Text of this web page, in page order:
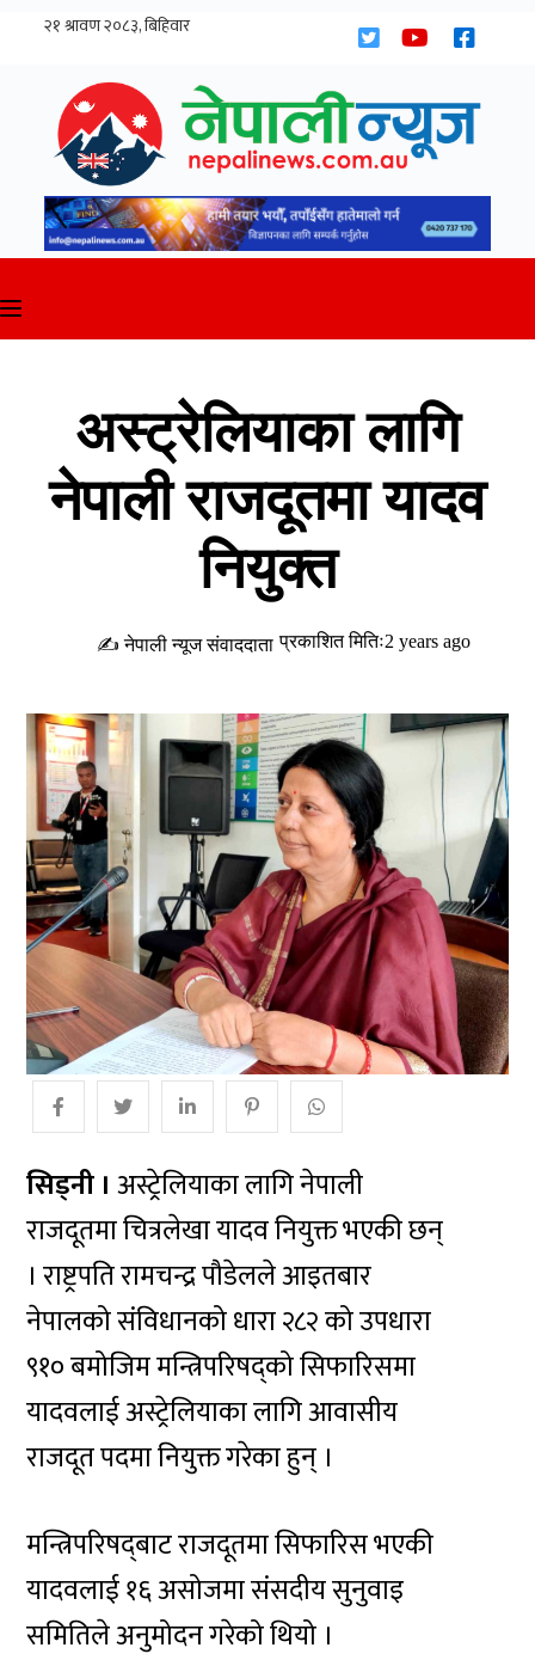
अस्ट्रेलियाका लागि
नेपाली राजदूतमा यादव
नियुक्त
✍ नेपाली न्यूज संवाददाता प्रकाशित मितिः2 years ago
सिड्नी । अस्ट्रेलियाका लागि नेपाली
राजदूतमा चित्रलेखा यादव नियुक्त भएकी छन्
। राष्ट्रपति रामचन्द्र पौडेलले आइतबार
नेपालको संविधानको धारा २८२ को उपधारा
९१० बमोजिम मन्त्रिपरिषद्को सिफारिसमा
यादवलाई अस्ट्रेलियाका लागि आवासीय
राजदूत पदमा नियुक्त गरेका हुन् ।
मन्त्रिपरिषद्‌बाट राजदूतमा सिफारिस भएकी
यादवलाई १६ असोजमा संसदीय सुनुवाइ
समितिले अनुमोदन गरेको थियो ।